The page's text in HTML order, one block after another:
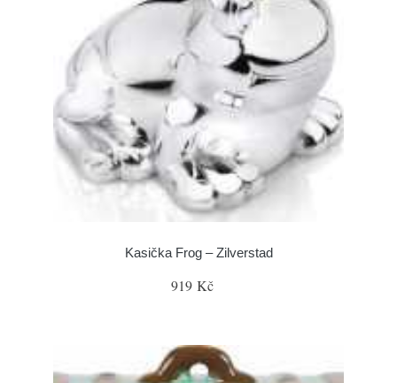
Kasička Frog – Zilverstad
919 Kč